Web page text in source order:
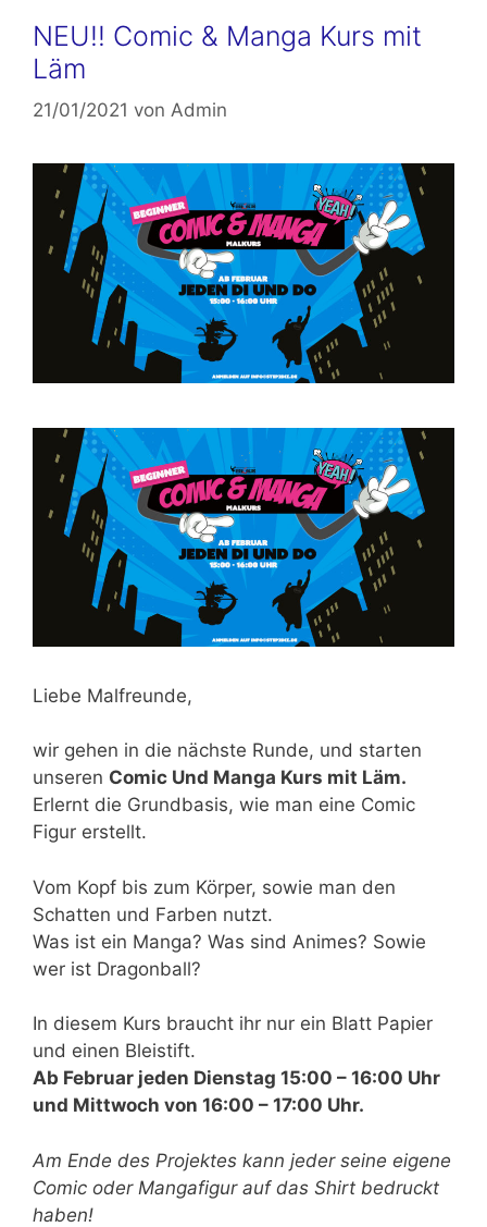
NEU!! Comic & Manga Kurs mit
Läm
21/01/2021 von Admin
Liebe Malfreunde,
wir gehen in die nächste Runde, und starten
unseren Comic Und Manga Kurs mit Läm.
Erlernt die Grundbasis, wie man eine Comic
Figur erstellt.
Vom Kopf bis zum Körper, sowie man den
Schatten und Farben nutzt.
Was ist ein Manga? Was sind Animes? Sowie
wer ist Dragonball?
In diesem Kurs braucht ihr nur ein Blatt Papier
und einen Bleistift.
Ab Februar jeden Dienstag 15:00 – 16:00 Uhr
und Mittwoch von 16:00 – 17:00 Uhr.
Am Ende des Projektes kann jeder seine eigene
Comic oder Mangafigur auf das Shirt bedruckt
haben!